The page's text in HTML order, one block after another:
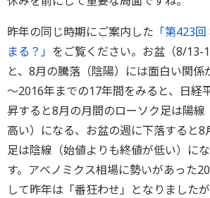
昨年の同じ時期にご案内した 「第423
まる？」 をご覧ください。お盆（8/13-
と、8月の騰落（陰陽）には面白い関係
～2016年までの17年間をみると、日経
昇すると8月の月間のローソク足は陽線
高い）になる、お盆の週に下落すると8
足は陰線（始値よりも終値が低い）に
す。アベノミクス相場に勢いがあった
して昨年は「番狂わせ」となりました